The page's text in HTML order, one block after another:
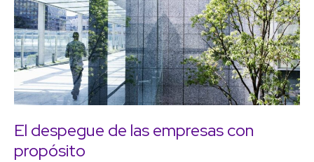
El despegue de las empresas con
propósito